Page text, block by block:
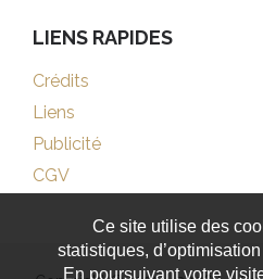
LIENS RAPIDES
Crédits
Liens
Publicité
CGV
Ce site utilise des
statistiques,
En poursuivant votre